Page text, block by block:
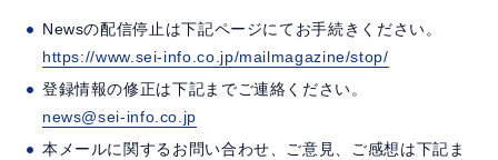
Newsの配信停止は下記ページにてお手続きください。
https://www.sei-info.co.jp/mailmagazine/stop/
登録情報の修正は下記までご連絡ください。
news@sei-info.co.jp
本メールに関するお問い合わせ、ご意見、ご感想は下記ま